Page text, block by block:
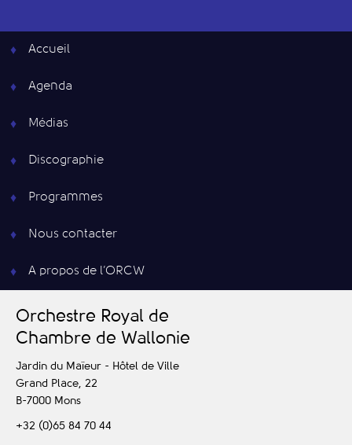
Accueil
Agenda
Médias
Discographie
Programmes
Nous contacter
A propos de l’ORCW
Orchestre Royal de
Chambre de Wallonie
Jardin du Maïeur - Hôtel de Ville
Grand Place, 22
B-7000 Mons
+32 (0)65 84 70 44